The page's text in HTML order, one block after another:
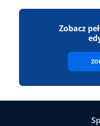
Zobacz